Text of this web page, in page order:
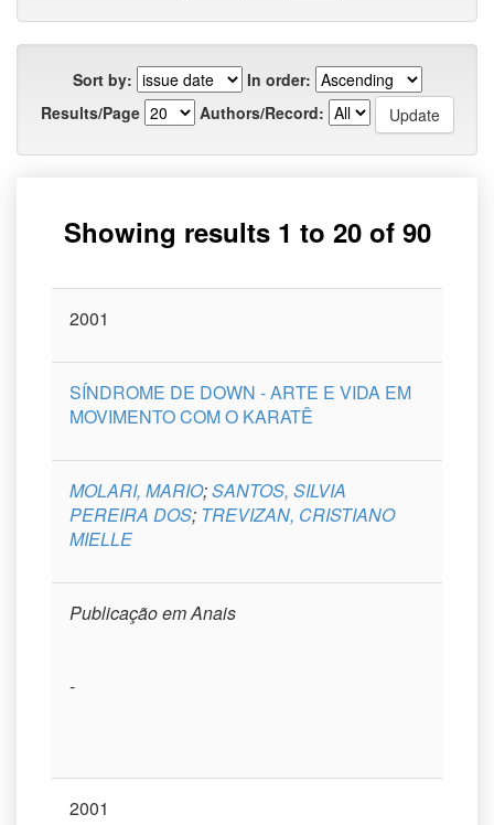
Sort by:
In order:
Results/Page
Authors/Record:
Showing results 1 to 20 of 90
Issue
2001
SÍNDROME DE DOWN - ARTE E VIDA EM
MOVIMENTO COM O KARATÊ
MOLARI, MARIO;SANTOS, SILVIA
PEREIRA DOS; TREVIZAN, CRISTIANO
MIELLE
Publicação em Anais
-
2001